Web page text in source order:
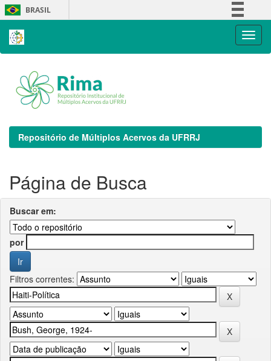
Skip
navigation
BRASIL
Repositório de Múltiplos Acervos da UFRRJ
Página de Busca
Buscar em:
por
Filtros correntes: